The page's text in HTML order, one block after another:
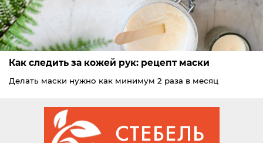
Как следить за кожей рук: рецепт маски
Делать маски нужно как минимум 2 раза в месяц